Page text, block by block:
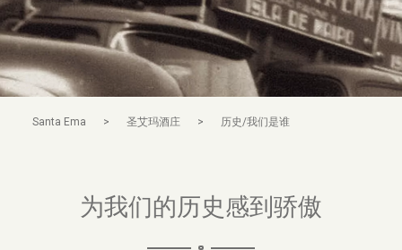
Santa Ema > 圣艾玛酒庄 > 历史/我们是谁
为我们的历史感到骄傲